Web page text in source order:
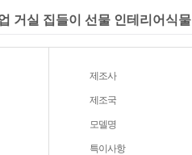
거실 집들이 선물 인테리어식물
제조사
제조국
모델명
특이사항